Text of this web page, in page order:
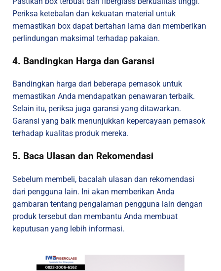
Periksa ketebalan dan kekuatan material untuk
memastikan box dapat bertahan lama dan memberikan
perlindungan maksimal terhadap pakaian.
4. Bandingkan Harga dan Garansi
Bandingkan harga dari beberapa pemasok untuk
memastikan Anda mendapatkan penawaran terbaik.
Selain itu, periksa juga garansi yang ditawarkan.
Garansi yang baik menunjukkan kepercayaan pemasok
terhadap kualitas produk mereka.
5. Baca Ulasan dan Rekomendasi
Sebelum membeli, bacalah ulasan dan rekomendasi
dari pengguna lain. Ini akan memberikan Anda
gambaran tentang pengalaman pengguna lain dengan
produk tersebut dan membantu Anda membuat
keputusan yang lebih informasi.